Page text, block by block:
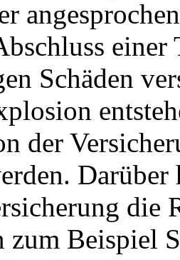
einer
Schäden
der
die
zum Beispiel